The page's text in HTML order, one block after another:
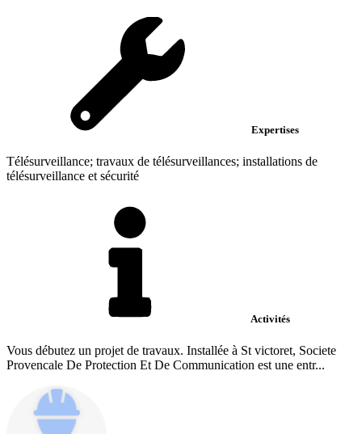
Expertises
Télésurveillance; travaux de télésurveillances; installations de
télésurveillance et sécurité
Activités
Vous débutez un projet de travaux. Installée à St victoret, Societe
Provencale De Protection Et De Communication est une entr...